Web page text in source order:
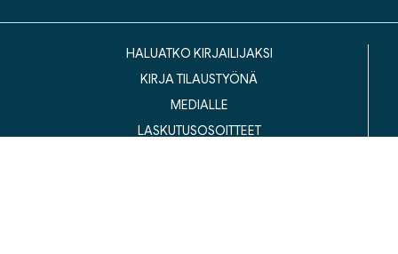
HALUATKO KIRJAILIJAKSI
KIRJA TILAUSTYÖNÄ
MEDIALLE
LASKUTUSOSOITTEET